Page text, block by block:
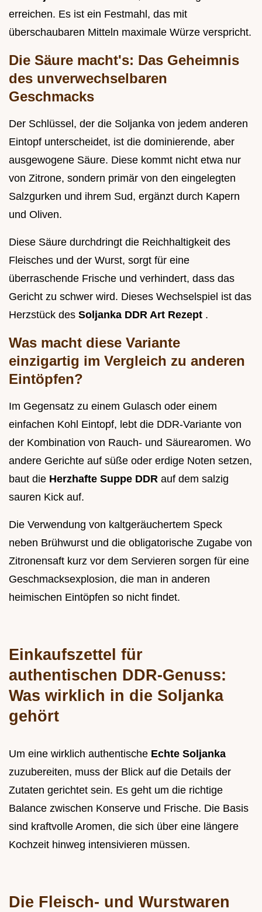
erreichen. Es ist ein Festmahl, das mit
überschaubaren Mitteln maximale Würze verspricht.
Die Säure macht's: Das Geheimnis
des unverwechselbaren
Geschmacks
Der Schlüssel, der die Soljanka von jedem anderen
Eintopf unterscheidet, ist die dominierende, aber
ausgewogene Säure. Diese kommt nicht etwa nur
von Zitrone, sondern primär von den eingelegten
Salzgurken und ihrem Sud, ergänzt durch Kapern
und Oliven.
Diese Säure durchdringt die Reichhaltigkeit des
Fleisches und der Wurst, sorgt für eine
überraschende Frische und verhindert, dass das
Gericht zu schwer wird. Dieses Wechselspiel ist das
Herzstück des Soljanka DDR Art Rezept .
Was macht diese Variante
einzigartig im Vergleich zu anderen
Eintöpfen?
Im Gegensatz zu einem Gulasch oder einem
einfachen Kohl Eintopf, lebt die DDR-Variante von
der Kombination von Rauch- und Säurearomen. Wo
andere Gerichte auf süße oder erdige Noten setzen,
baut die Herzhafte Suppe DDR auf dem salzig
sauren Kick auf.
Die Verwendung von kaltgeräuchertem Speck
neben Brühwurst und die obligatorische Zugabe von
Zitronensaft kurz vor dem Servieren sorgen für eine
Geschmacksexplosion, die man in anderen
heimischen Eintöpfen so nicht findet.
Einkaufszettel für
authentischen DDR-Genuss:
Was wirklich in die Soljanka
gehört
Um eine wirklich authentische Echte Soljanka
zuzubereiten, muss der Blick auf die Details der
Zutaten gerichtet sein. Es geht um die richtige
Balance zwischen Konserve und Frische. Die Basis
sind kraftvolle Aromen, die sich über eine längere
Kochzeit hinweg intensivieren müssen.
Die Fleisch- und Wurstwaren